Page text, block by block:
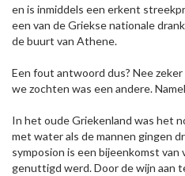
en is inmiddels een erkent
een van de Griekse nationale
de buurt van Athene.
Een fout antwoord dus? Nee
we zochten was een andere.
In het oude Griekenland was het
met water als de mannen gingen
symposion is een bijeenkomst van
genuttigd werd. Door de wijn aan